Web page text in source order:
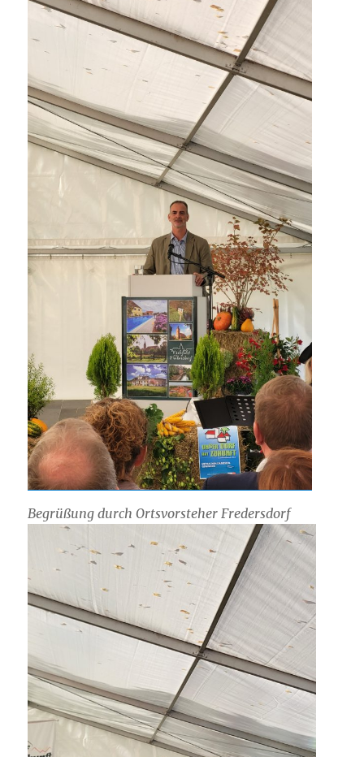
Begrüßung durch Ortsvorsteher Fredersdorf